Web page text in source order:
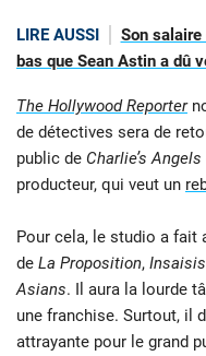
LIRE AUSSI
Son
bas que Sean Astin a dû
The Hollywood Reporter
de détectives sera de
public de Charlie’s Angels
producteur, qui veut un
Pour cela, le studio a fait
de La Proposition,
Asians. Il aura la lourde
une franchise. Surtout, il
attrayante pour le grand